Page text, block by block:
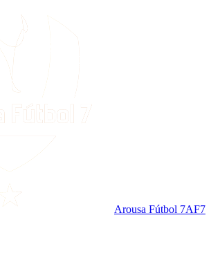
Arousa Fútbol 7AF7